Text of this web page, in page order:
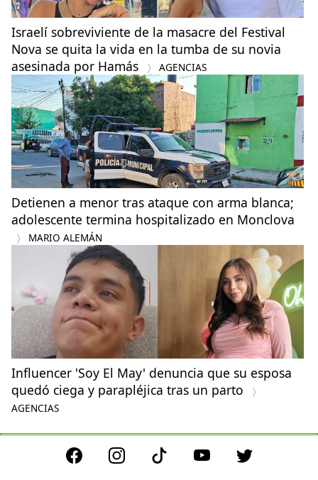
Israelí sobreviviente de la masacre del Festival
Nova se quita la vida en la tumba de su novia
asesinada por Hamás
AGENCIAS
Detienen a menor tras ataque con arma blanca;
adolescente termina hospitalizado en Monclova
MARIO ALEMÁN
Influencer 'Soy El May' denuncia que su esposa
quedó ciega y parapléjica tras un parto
AGENCIAS